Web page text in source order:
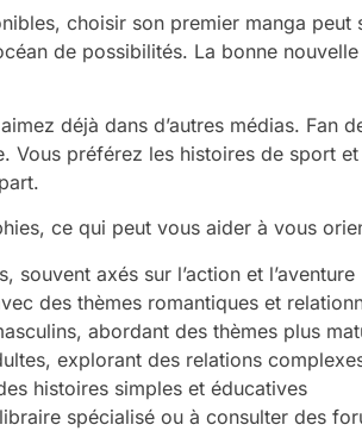
choisir son premier manga
de possibilités. La bonne
déjà dans d’autres médias. Fan
Vous préférez les histoires de sport
ce qui peut vous aider à vous
souvent axés sur l’action et l’aventure
des thèmes romantiques et
abordant des thèmes plus
explorant des relations
histoires simples et éducatives
spécialisé ou à consulter des